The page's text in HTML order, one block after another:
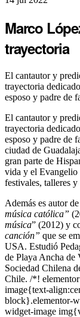
Marco
trayectoria
El cantautor y
trayectoria
esposo y padre de
El cantautor y
trayectoria
esposo y padre de
ciudad de
gran parte de
vida y el Evangelio
festivales, talleres
Además es autor
música católica”
música” (2012) y
canción” que se
USA. Estudió
de Playa Ancha de
Sociedad Chilena
Chile. /*!
image{text-
block}.elementor-
widget-image